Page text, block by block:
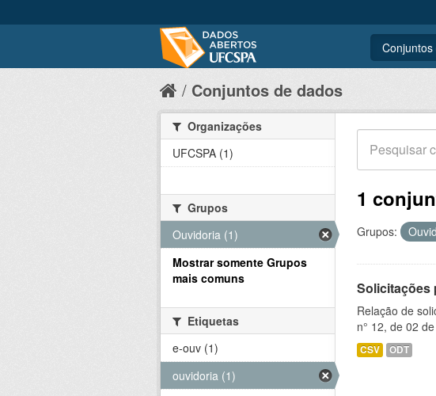
Conjuntos de dados
1
Grupos:
Solicitações
Relação de
n° 12, de 02
CSV ODT
Organizações
UFCSPA (1)
Grupos
Ouvidoria (1)
Mostrar somente Grupos
mais comuns
Etiquetas
e-ouv (1)
ouvidoria (1)